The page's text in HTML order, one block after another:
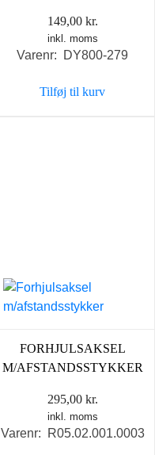
149,00 kr.
inkl. moms
Varenr: DY800-279
Tilføj til kurv
FORHJULSAKSEL
M/AFSTANDSSTYKKER
295,00 kr.
inkl. moms
Varenr: R05.02.001.0003